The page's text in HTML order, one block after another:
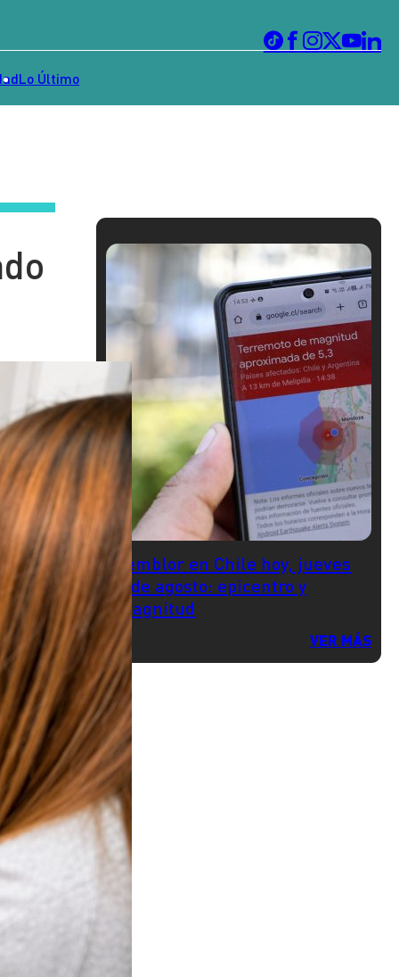
Lo Último
Temblor en Chile hoy, jueves
6 de agosto: epicentro y
magnitud
VER MÁS